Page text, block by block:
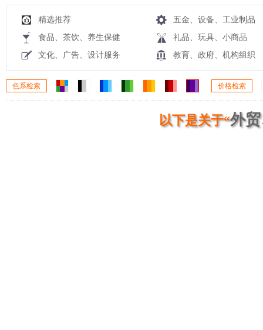
精选推荐
五金、设备、工业制品
食品、茶饮、养生保健
礼品、玩具、小商品
文化、广告、设计服务
教育、政府、机构组织
色系检索 价格检索
以下是关于“外